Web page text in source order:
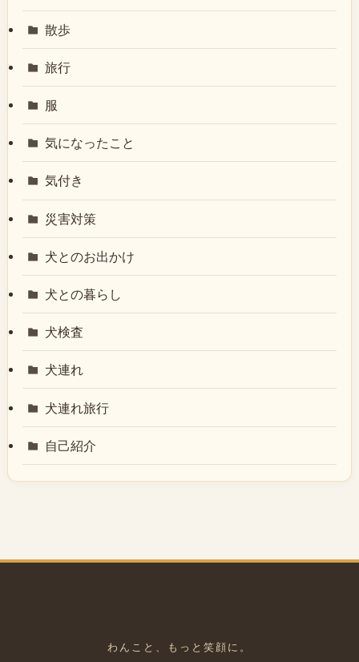
散歩
旅行
服
気になったこと
気付き
災害対策
犬とのお出かけ
犬との暮らし
犬検査
犬連れ
犬連れ旅行
自己紹介